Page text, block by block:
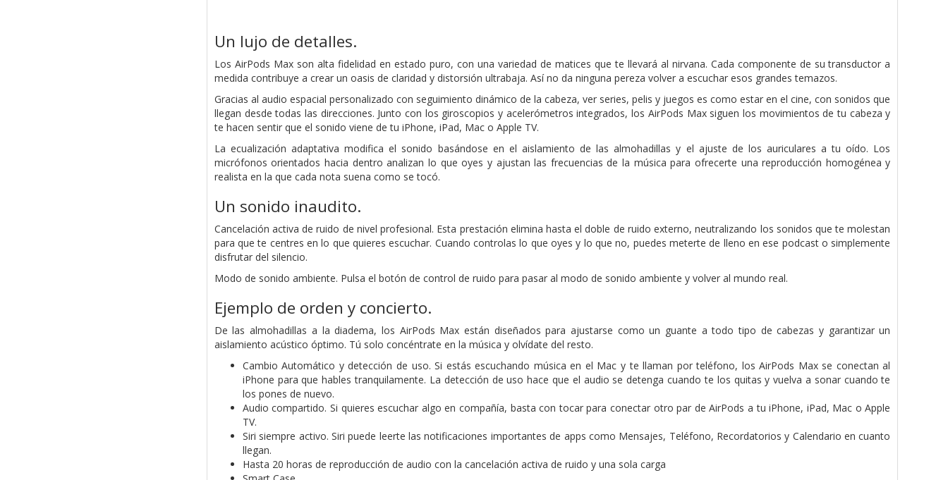
Un lujo de detalles.
Los AirPods Max son alta fidelidad en estado puro, con una variedad de matices que te llevará al nirvana. Cada componente de su transductor a
medida contribuye a crear un oasis de claridad y distorsión ultrabaja. Así no da ninguna pereza volver a escuchar esos grandes temazos.
Gracias al audio espacial personalizado con seguimiento dinámico de la cabeza, ver series, pelis y juegos es como estar en el cine, con sonidos que
llegan desde todas las direcciones. Junto con los giroscopios y acelerómetros integrados, los AirPods Max siguen los movimientos de tu cabeza y
te hacen sentir que el sonido viene de tu iPhone, iPad, Mac o Apple TV.
La ecualización adaptativa modifica el sonido basándose en el aislamiento de las almohadillas y el ajuste de los auriculares a tu oído. Los
micrófonos orientados hacia dentro analizan lo que oyes y ajustan las frecuencias de la música para ofrecerte una reproducción homogénea y
realista en la que cada nota suena como se tocó.
Un sonido inaudito.
Cancelación activa de ruido de nivel profesional. Esta prestación elimina hasta el doble de ruido externo, neutralizando los sonidos que te molestan
para que te centres en lo que quieres escuchar. Cuando controlas lo que oyes y lo que no, puedes meterte de lleno en ese podcast o simplemente
disfrutar del silencio.
Modo de sonido ambiente. Pulsa el botón de control de ruido para pasar al modo de sonido ambiente y volver al mundo real.
Ejemplo de orden y concierto.
De las almohadillas a la diadema, los AirPods Max están diseñados para ajustarse como un guante a todo tipo de cabezas y garantizar un
aislamiento acústico óptimo. Tú solo concéntrate en la música y olvídate del resto.
Cambio Automático y detección de uso. Si estás escuchando música en el Mac y te llaman por teléfono, los AirPods Max se conectan al
iPhone para que hables tranquilamente. La detección de uso hace que el audio se detenga cuando te los quitas y vuelva a sonar cuando te
los pones de nuevo.
Audio compartido. Si quieres escuchar algo en compañía, basta con tocar para conectar otro par de AirPods a tu iPhone, iPad, Mac o Apple
TV.
Siri siempre activo. Siri puede leerte las notificaciones importantes de apps como Mensajes, Teléfono, Recordatorios y Calendario en cuanto
llegan.
Hasta 20 horas de reproducción de audio con la cancelación activa de ruido y una sola carga